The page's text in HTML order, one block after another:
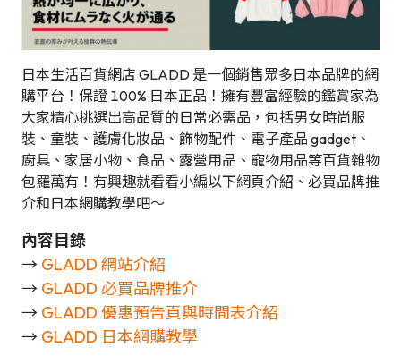
日本生活百貨網店 GLADD 是一個銷售眾多日本品牌的網
購平台！保證 100% 日本正品！擁有豐富經驗的鑑賞家為
大家精心挑選出高品質的日常必需品，包括男女時尚服
裝、童裝、護膚化妝品、飾物配件、電子產品 gadget、
廚具、家居小物、食品、露營用品、寵物用品等百貨雜物
包羅萬有！有興趣就看看小編以下網頁介紹、必買品牌推
介和日本網購教學吧～
內容目錄
→ GLADD 網站介紹
→ GLADD 必買品牌推介
→ GLADD 優惠預告頁與時間表介紹
→ GLADD 日本網購教學